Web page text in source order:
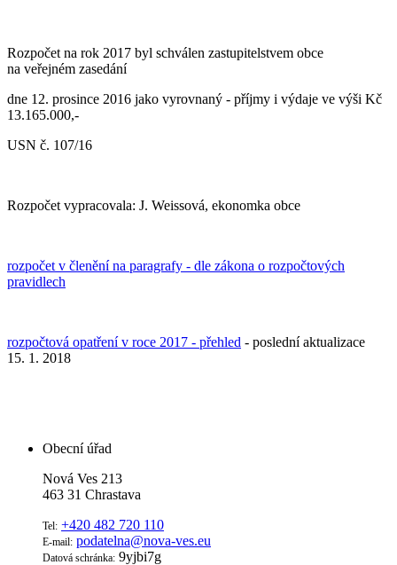
Rozpočet na rok 2017 byl schválen zastupitelstvem obce
na veřejném zasedání
dne 12. prosince 2016 jako vyrovnaný - příjmy i výdaje ve výši Kč
13.165.000,-
USN č. 107/16
Rozpočet vypracovala: J. Weissová, ekonomka obce
rozpočet v členění na paragrafy - dle zákona o rozpočtových
pravidlech
rozpočtová opatření v roce 2017 - přehled - poslední aktualizace
15. 1. 2018
Obecní úřad
Nová Ves 213
463 31 Chrastava
Tel: +420 482 720 110
E-mail: podatelna@nova-ves.eu
Datová schránka: 9yjbi7g